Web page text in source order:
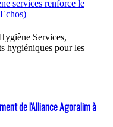
Services,
hygiéniques pour les
de l'Alliance Agoralim à